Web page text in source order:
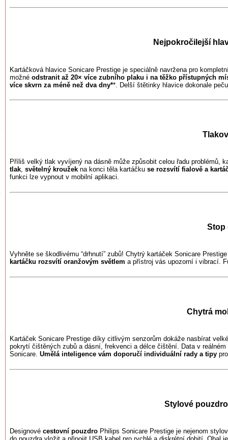
Nejpokročilejší
Kartáčková hlavice Sonicare Prestige je speciálně navržena pro
možné odstranit až 20× více zubního plaku i na těžko přístupných
více skvrn za méně než dva dny**. Delší štětinky hlavice dokonale
Příliš velký tlak vyvíjený na dásně může způsobit celou řadu problémů,
tlak, světelný kroužek na konci těla kartáčku se rozsvítí fialově a
funkci lze vypnout v mobilní aplikaci.
Stop
Vyhněte se škodlivému “drhnutí” zubů! Chytrý kartáček Sonicare
kartáčku rozsvítí oranžovým světlem a přístroj vás upozorní i vibrací.
Chytrá
Kartáček Sonicare Prestige díky citlivým senzorům dokáže nasbírat
pokrytí čištěných zubů a dásní, frekvenci a délce čištění. Data v
Sonicare. Umělá inteligence vám doporučí individuální rady a tipy
Stylové
Designové cestovní pouzdro Philips Sonicare Prestige je nejenom